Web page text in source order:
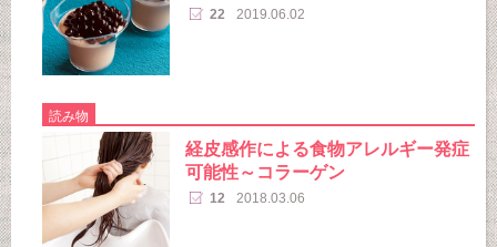
22 2019.06.02
読み物
経皮感作による食物アレルギー発症
可能性～コラーゲン
12 2018.03.06